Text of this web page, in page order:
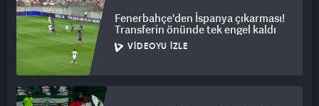
Fenerbahçe'den İspanya çıkarması!
Transferin önünde tek engel kaldı
VIDEOYU İZLE